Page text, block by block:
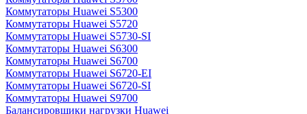
Коммутаторы Huawei S5300
Коммутаторы Huawei S5720
Коммутаторы Huawei S5730-SI
Коммутаторы Huawei S6300
Коммутаторы Huawei S6700
Коммутаторы Huawei S6720-EI
Коммутаторы Huawei S6720-SI
Коммутаторы Huawei S9700
Балансировщики нагрузки Huawei